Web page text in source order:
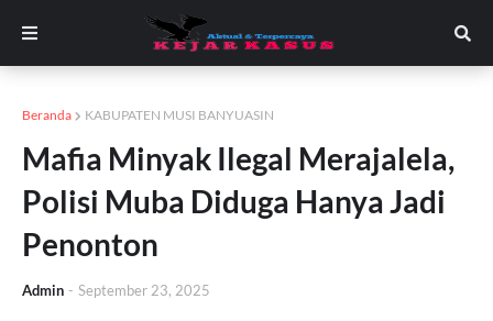
Beranda KABUPATEN MUSI BANYUASIN
Mafia Minyak Ilegal Merajalela,
Polisi Muba Diduga Hanya Jadi
Penonton
Admin - September 23, 2025